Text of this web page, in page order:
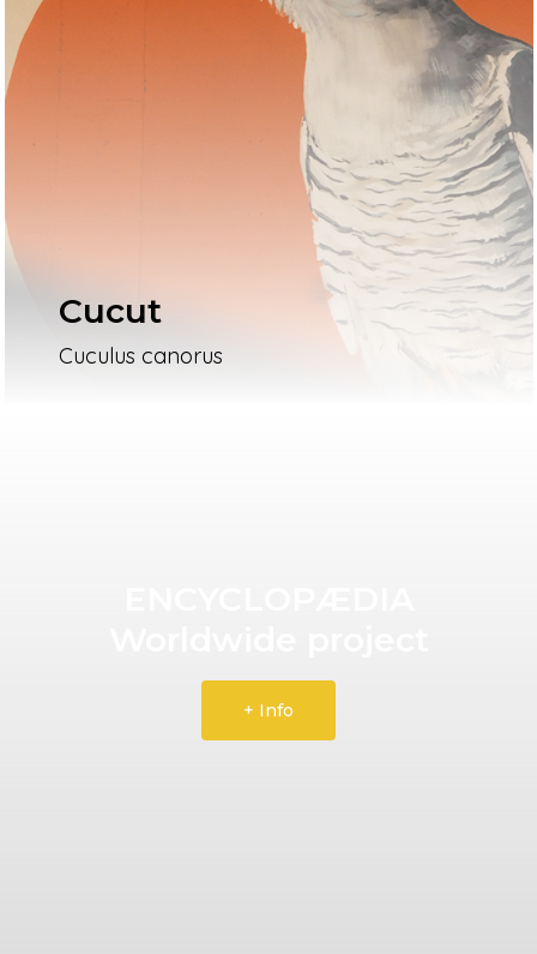
Cucut
Cuculus canorus
+ Info